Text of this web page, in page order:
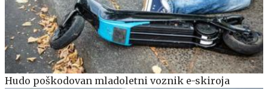
Hudo poškodovan mladoletni voznik e-skiroja